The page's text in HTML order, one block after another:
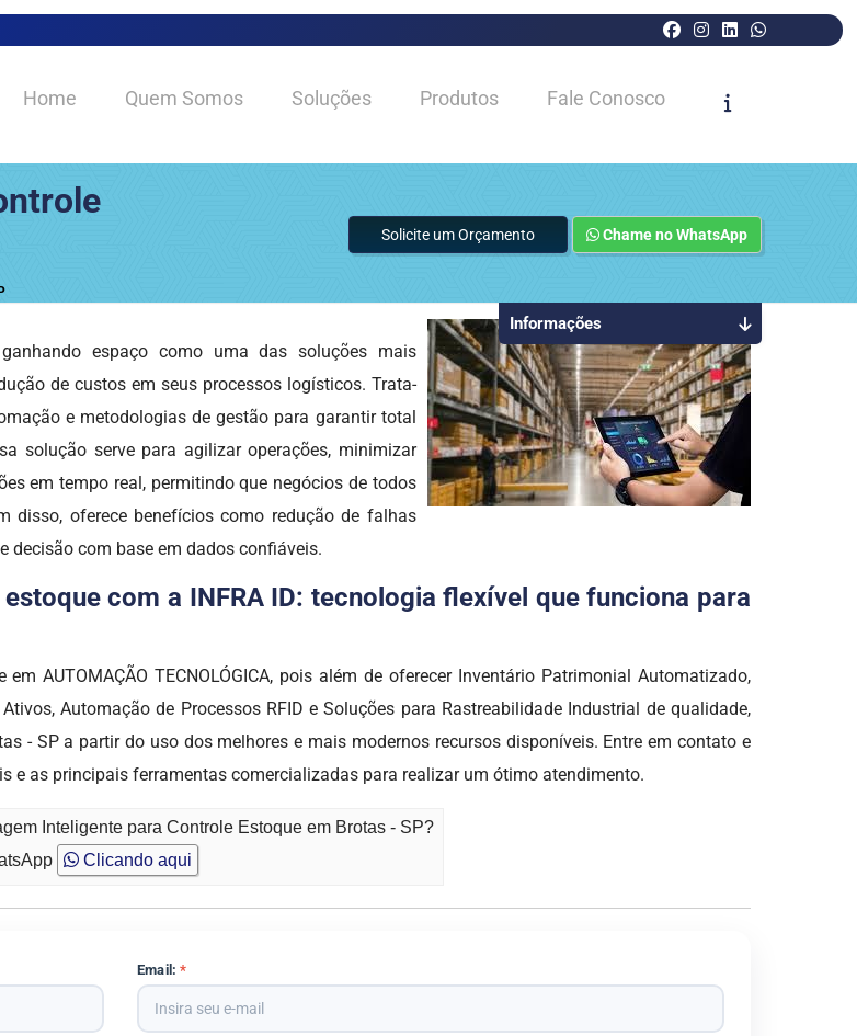
Home Quem Somos Soluções Produtos Fale Conosco
Solicite um Orçamento Chame no WhatsApp
espaço como uma das soluções mais
de custos em seus processos logísticos. Trata-
e metodologias de gestão para garantir total
solução serve para agilizar operações, minimizar
em tempo real, permitindo que negócios de todos
disso, oferece benefícios como redução de falhas
decisão com base em dados confiáveis.
com a INFRA ID: tecnologia flexível que funciona para
AUTOMAÇÃO TECNOLÓGICA, pois além de oferecer Inventário Patrimonial Automatizado,
Automação de Processos RFID e Soluções para Rastreabilidade Industrial de qualidade,
- SP a partir do uso dos melhores e mais modernos recursos disponíveis. Entre em contato e
as principais ferramentas comercializadas para realizar um ótimo atendimento.
Inteligente para Controle Estoque em Brotas - SP?
Clicando aqui
Email:*
Informações